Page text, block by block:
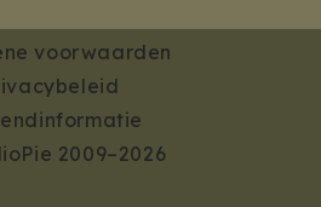
voorwaarden
2009–2026